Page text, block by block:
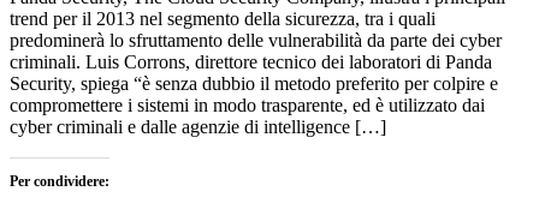
trend per il 2013 nel segmento della sicurezza, tra i quali
predominerà lo sfruttamento delle vulnerabilità da parte dei cyber
criminali. Luis Corrons, direttore tecnico dei laboratori di Panda
Security, spiega “è senza dubbio il metodo preferito per colpire e
compromettere i sistemi in modo trasparente, ed è utilizzato dai
cyber criminali e dalle agenzie di intelligence […]
Per condividere: